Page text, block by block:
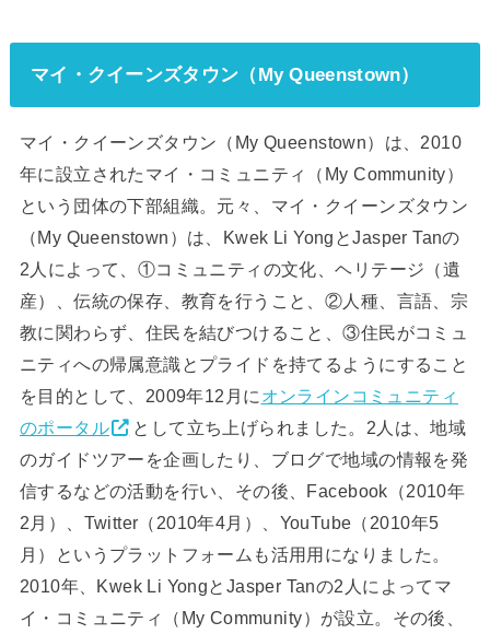
マイ・クイーンズタウン（My Queenstown）
マイ・クイーンズタウン（My Queenstown）は、2010
年に設立されたマイ・コミュニティ（My Community）
という団体の下部組織。元々、マイ・クイーンズタウン
（My Queenstown）は、Kwek Li YongとJasper Tanの
2人によって、①コミュニティの文化、ヘリテージ（遺
産）、伝統の保存、教育を行うこと、②人種、言語、宗
教に関わらず、住民を結びつけること、③住民がコミュ
ニティへの帰属意識とプライドを持てるようにすること
を目的として、2009年12月に オンラインコミュニティ
のポータル
として立ち上げられました。2人は、地域
のガイドツアーを企画したり、ブログで地域の情報を発
信するなどの活動を行い、その後、Facebook（2010年
2月）、Twitter（2010年4月）、YouTube（2010年5
月）というプラットフォームも活用用になりました。
2010年、Kwek Li YongとJasper Tanの2人によってマ
イ・コミュニティ（My Community）が設立。その後、